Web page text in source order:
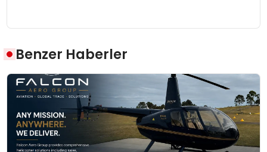
Benzer Haberler